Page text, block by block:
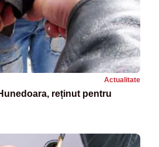
Actualitate
reținut pentru